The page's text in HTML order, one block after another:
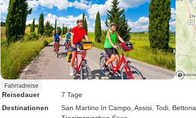
Fahrradreise
Reisedauer
7 Tage
Destinationen
San Martino In Campo , Assisi , Todi , Bettona